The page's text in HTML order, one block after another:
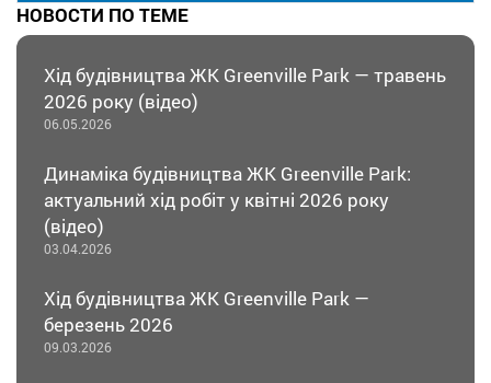
НОВОСТИ ПО ТЕМЕ
Хід будівництва ЖК Greenville Park — травень
2026 року (відео)
06.05.2026
Динаміка будівництва ЖК Greenville Park:
актуальний хід робіт у квітні 2026 року
(відео)
03.04.2026
Хід будівництва ЖК Greenville Park —
березень 2026
09.03.2026